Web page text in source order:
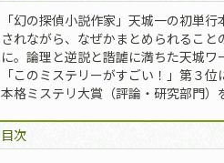
「幻の探偵小説作家」天城一の初単
されながら、なぜかまとめられるこ
に。論理と逆説と諧謔に満ちた天城
「このミステリーがすごい！」第３
本格ミステリ大賞（評論・研究部門）
目次